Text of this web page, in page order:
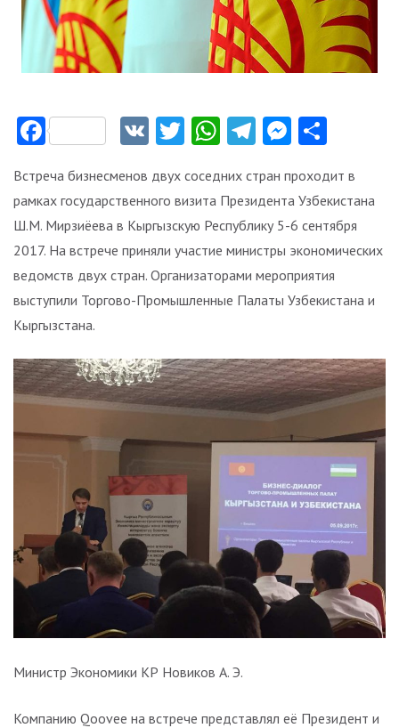
FacebookVK Twitter
WhatsApp
Telegram
Встреча бизнесменов двух соседних стран проходит в
рамках государственного визита Президента Узбекистана
Ш.М. Мирзиёева в Кыргызскую Республику 5-6 сентября
2017. На встрече приняли участие министры экономических
ведомств двух стран. Организаторами мероприятия
выступили Торгово-Промышленные Палаты Узбекистана и
Кыргызстана.
Министр Экономики КР Новиков А. Э.
Компанию Qoovee на встрече представлял её Президент и